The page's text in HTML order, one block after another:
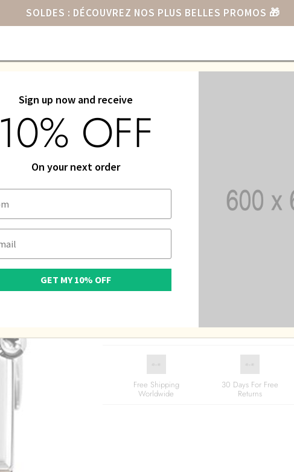
SOLDES : DÉCOUVREZ NOS PLUS BELLES PROMOS 🎁
NEW PAGES SHOP HEADER & FOOTER
LIP MACH 2000 MINI
In stock
Free Shipping
Worldwide
30 Days For Free
Returns
Sign up now and receive
10% OFF
On your next order
GET MY 10% OFF